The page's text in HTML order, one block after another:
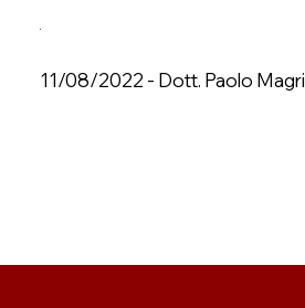
11/08/2022 - Dott. Paolo Magri